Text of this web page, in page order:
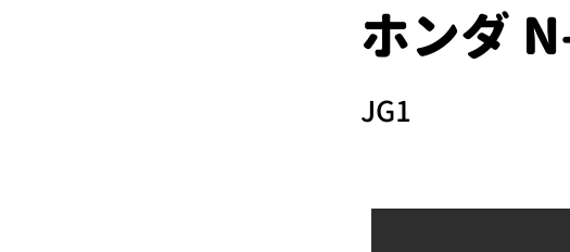
ホンダ
JG1